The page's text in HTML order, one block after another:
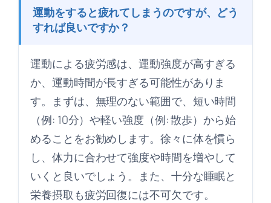
運動をすると疲れてしまうのですが、どう
すれば良いですか？
運動による疲労感は、運動強度が高すぎる
か、運動時間が長すぎる可能性がありま
す。まずは、無理のない範囲で、短い時間
（例: 10分）や軽い強度（例: 散歩）から始
めることをお勧めします。徐々に体を慣ら
し、体力に合わせて強度や時間を増やして
いくと良いでしょう。また、十分な睡眠と
栄養摂取も疲労回復には不可欠です。